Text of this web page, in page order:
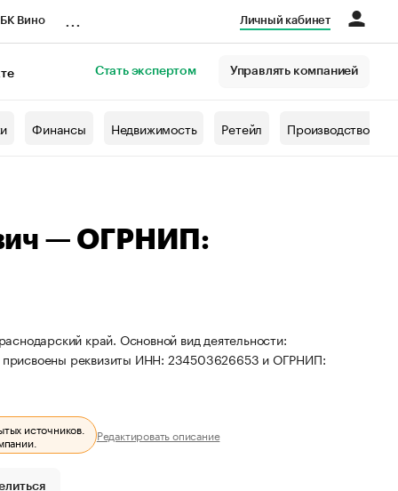
Вино Личный кабинет
Стать экспертом Управлять компанией
Финансы Недвижимость Ретейл Производство
— ОГРНИП:
край. Основной вид деятельности:
присвоены реквизиты ИНН: 234503626653 и ОГРНИП:
источников.
Редактировать описание